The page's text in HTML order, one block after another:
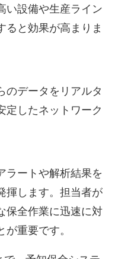
い設備や生産ライン
ると効果が高まりま
のデータをリアルタ
定したネットワーク
ラートや解析結果を
揮します。担当者が
保全作業に迅速に対
重要です。